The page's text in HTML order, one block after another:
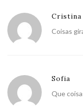
Cristina
Coisas
Sofia
Que